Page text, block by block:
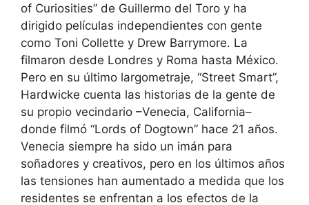
of Curiosities” de Guillermo del Toro y ha
dirigido películas independientes con gente
como Toni Collette y Drew Barrymore. La
filmaron desde Londres y Roma hasta México.
Pero en su último largometraje, “Street Smart”,
Hardwicke cuenta las historias de la gente de
su propio vecindario –Venecia, California–
donde filmó “Lords of Dogtown” hace 21 años.
Venecia siempre ha sido un imán para
soñadores y creativos, pero en los últimos años
las tensiones han aumentado a medida que los
residentes se enfrentan a los efectos de la